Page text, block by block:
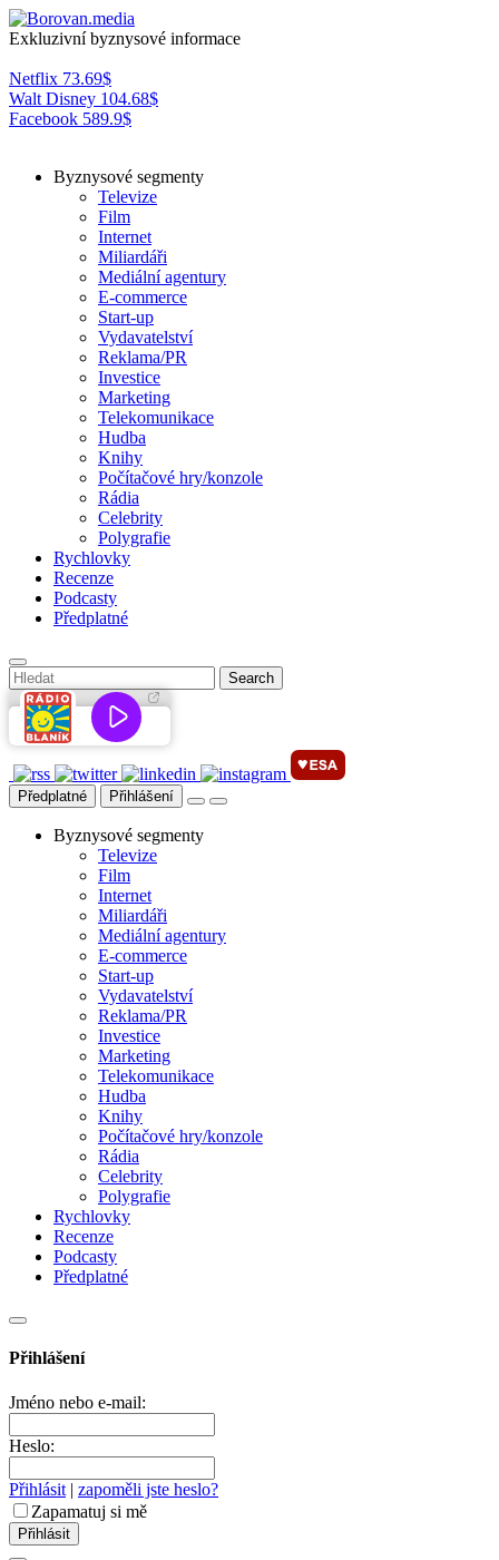
Exkluzivní byznysové informace
Netflix 73.69$
Walt Disney 104.68$
Facebook 589.9$
Byznysové segmenty
Televize
Film
Internet
Miliardáři
Mediální agentury
E-commerce
Start-up
Vydavatelství
Reklama/PR
Investice
Marketing
Telekomunikace
Hudba
Knihy
Počítačové hry/konzole
Rádia
Celebrity
Polygrafie
Rychlovky
Recenze
Podcasty
Předplatné
Předplatné Přihlášení
Byznysové segmenty
Televize
Film
Internet
Miliardáři
Mediální agentury
E-commerce
Start-up
Vydavatelství
Reklama/PR
Investice
Marketing
Telekomunikace
Hudba
Knihy
Počítačové hry/konzole
Rádia
Celebrity
Polygrafie
Rychlovky
Recenze
Podcasty
Předplatné
Přihlášení
Jméno nebo e-mail:
Heslo:
Přihlásit | zapoměli jste heslo?
Zapamatuj si mě